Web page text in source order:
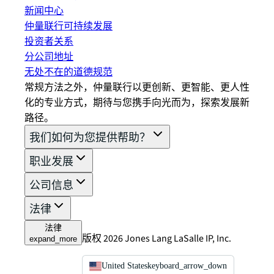
新闻中心
仲量联行可持续发展
投资者关系
分公司地址
无处不在的道德规范
常规方法之外，仲量联行以更创新、更智能、更人性
化的专业方式，期待与您携手向光而为，探索发展新
路径。
我们如何为您提供帮助？
职业发展
公司信息
法律
法律
expand_more 版权 2026 Jones Lang LaSalle IP, Inc.
United Stateskeyboard_arrow_down